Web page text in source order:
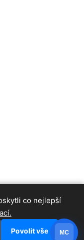
co nejlepší
Povolit vše MC